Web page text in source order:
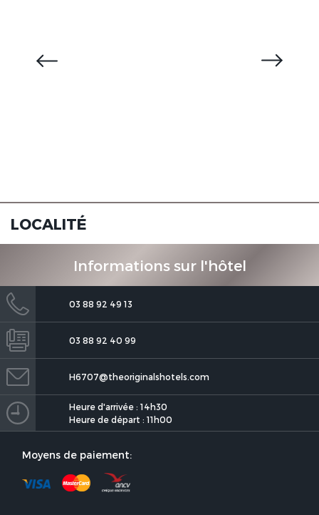
LOCALITÉ
Informations sur l'hôtel
03 88 92 49 13
03 88 92 40 99
H6707@theoriginalshotels.com
Heure d'arrivée : 14h30
Heure de départ : 11h00
Moyens de paiement: